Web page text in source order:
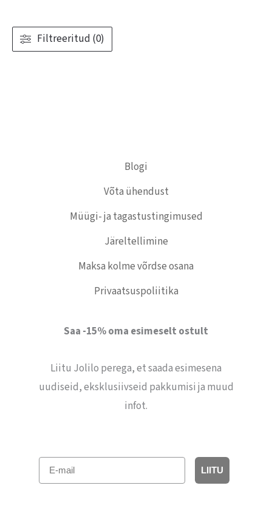
Filtreeritud (0)
Blogi
Võta ühendust
Müügi- ja tagastustingimused
Järeltellimine
Maksa kolme võrdse osana
Privaatsuspoliitika
Saa -15% oma esimeselt ostult
Liitu Jolilo perega, et saada esimesena
uudiseid, eksklusiivseid pakkumisi ja muud
infot.
E-mail
LIITU